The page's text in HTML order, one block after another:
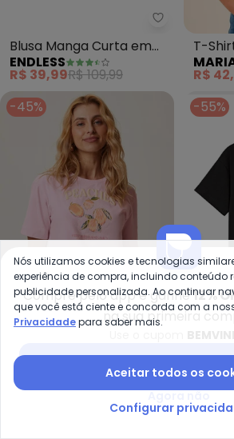
Endless -
Blusa Manga Curta em
Visco Tricot (Vermelho)
ENDLESS
R$ 39,99R$ 109,99
T-
Curta
R$
-45%
Malwee -
Claro)
MALWEE
R$ 79,90
-55%
ENFIM
R$
-35%
Compre pelo app e ganhe12%
na sua primeira
Nós utilizamos cookies e tecnologias
experiência de compra, incluindo conteúdo
publicidade personalizada. Ao continuar
que você está ciente e concorda com a
Privacidadepara saber mais.
Aceitar todos os
Configurar